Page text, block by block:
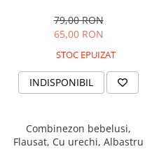
79,00 RON
65,00 RON
STOC EPUIZAT
INDISPONIBIL
Combinezon bebelusi,
Flausat, Cu urechi, Albastru